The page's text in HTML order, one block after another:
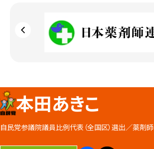
本田あきこ
自民党参議院議員比例代表（全国区）選出／薬剤師